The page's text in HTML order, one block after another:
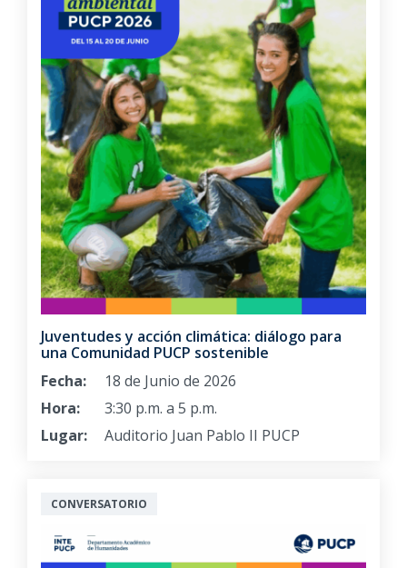
Juventudes y acción climática: diálogo para
una Comunidad PUCP sostenible
Fecha:
18 de Junio de 2026
Hora:
3:30 p.m. a 5 p.m.
Lugar:
Auditorio Juan Pablo II PUCP
CONVERSATORIO